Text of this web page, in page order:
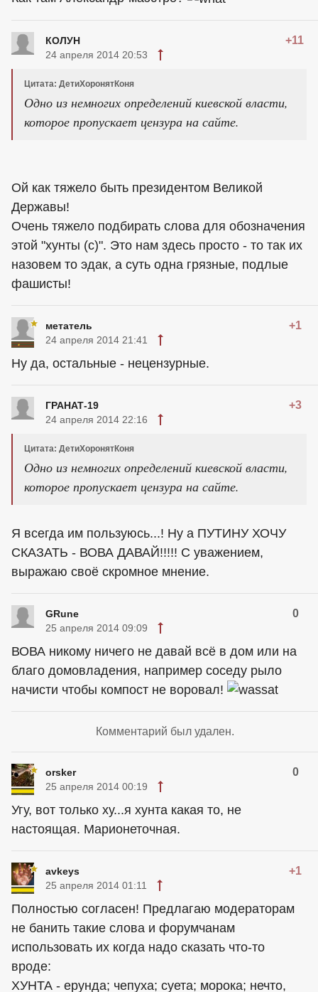
КОЛУН +11
24 апреля 2014 20:53
Цитата: ДетиХоронятКоня
Одно из немногих определений киевской власти,
которое пропускает цензура на сайте.
Ой как тяжело быть президентом Великой
Державы!
Очень тяжело подбирать слова для обозначения
этой "хунты (с)". Это нам здесь просто - то так их
назовем то эдак, а суть одна грязные, подлые
фашисты!
метатель +1
24 апреля 2014 21:41
Ну да, остальные - нецензурные.
ГРАНАТ-19 +3
24 апреля 2014 22:16
Цитата: ДетиХоронятКоня
Одно из немногих определений киевской власти,
которое пропускает цензура на сайте.
Я всегда им пользуюсь...! Ну а ПУТИНУ ХОЧУ
СКАЗАТЬ - ВОВА ДАВАЙ!!!!! С уважением,
выражаю своё скромное мнение.
GRune 0
25 апреля 2014 09:09
ВОВА никому ничего не давай всё в дом или на
благо домовладения, например соседу рыло
начисти чтобы компост не воровал!
Комментарий был удален.
orsker 0
25 апреля 2014 00:19
Угу, вот только ху...я хунта какая то, не
настоящая. Марионеточная.
avkeys +1
25 апреля 2014 01:11
Полностью согласен! Предлагаю модераторам
не банить такие слова и форумчанам
использовать их когда надо сказать что-то
вроде:
ХУНТА - ерунда; чепуха; суета; морока; нечто,